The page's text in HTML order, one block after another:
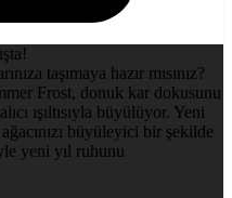
taşımaya hazır mısınız?
Frost, donuk kar dokusunu
ışıltısıyla büyülüyor. Yeni
büyüleyici bir şekilde
yeni yıl ruhunu